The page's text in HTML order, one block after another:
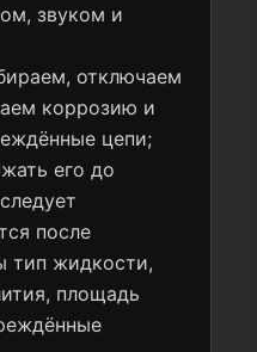
звуком и
отключаем
коррозию и
цепи;
его до
после
тип жидкости,
площадь